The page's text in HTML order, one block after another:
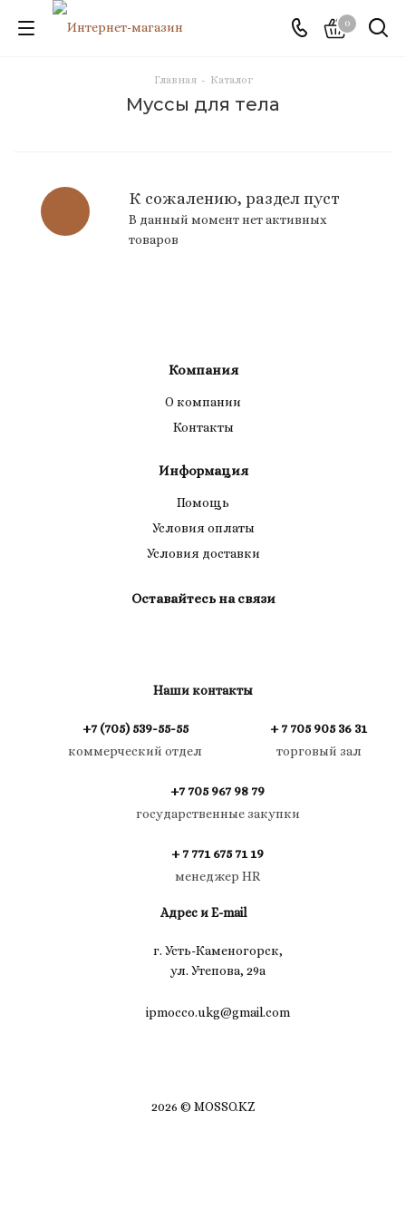
0
Главная - Каталог
Муссы для тела
К сожалению, раздел пуст
В данный момент нет активных
товаров
Компания
О компании
Контакты
Информация
Помощь
Условия оплаты
Условия доставки
Оставайтесь на связи
Наши контакты
+7 (705) 539-55-55
коммерческий отдел
+ 7 705 905 36 31
торговый зал
+7 705 967 98 79
государственные закупки
+ 7 771 675 71 19
менеджер HR
Адрес и E-mail
г. Усть-Каменогорск,
ул. Утепова, 29а
ipmocco.ukg@gmail.com
2026 © MOSSO.KZ